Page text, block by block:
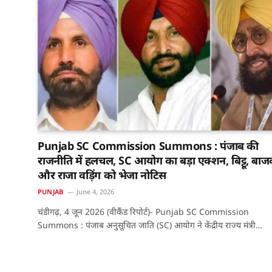
Punjab SC Commission Summons : पंजाब की
राजनीति में हलचल, SC आयोग का बड़ा एक्शन, बिट्टू,
और राजा वड़िंग को भेजा नोटिस
PUNJAB June 4, 2026
चंडीगढ़, 4 जून 2026 (वीकैंड रिपोर्ट)- Punjab SC Commission
Summons : पंजाब अनुसूचित जाति (SC) आयोग ने केंद्रीय राज्य मंत्री…